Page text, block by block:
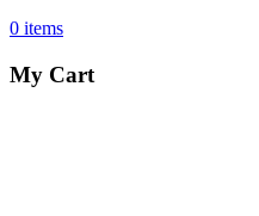
0 items
My Cart